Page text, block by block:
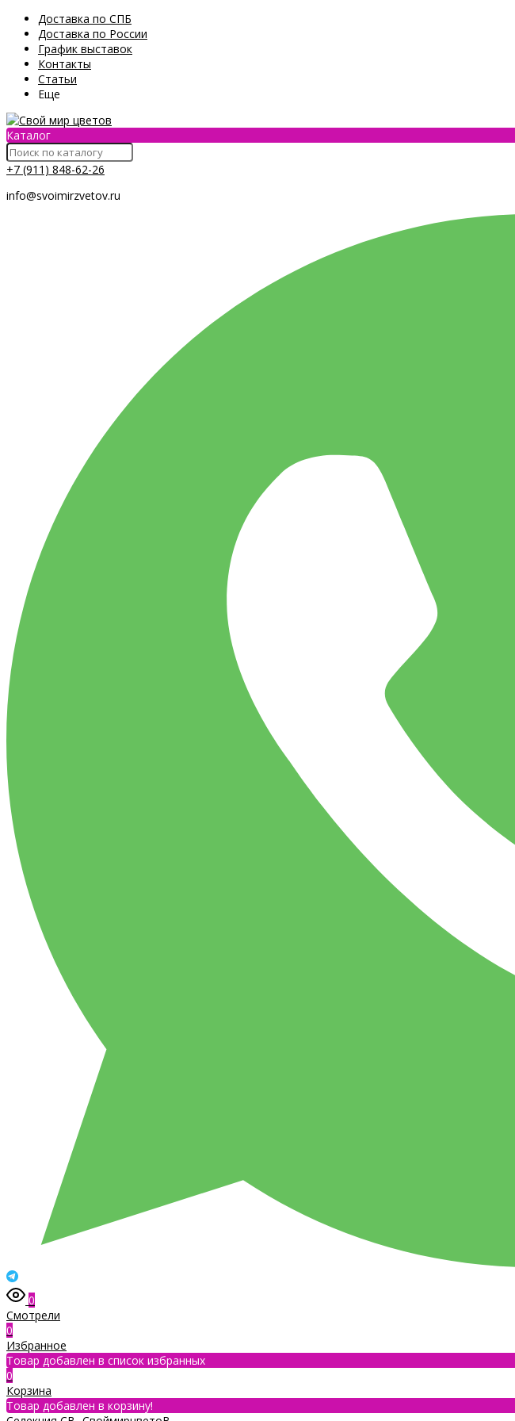
Доставка по СПБ
Доставка по России
График выставок
Контакты
Статьи
Еще
Каталог
+7 (911) 848-62-26
info@svoimirzvetov.ru
0
Смотрели
0
Избранное
Товар добавлен в список избранных
0
Корзина
Товар добавлен в корзину!